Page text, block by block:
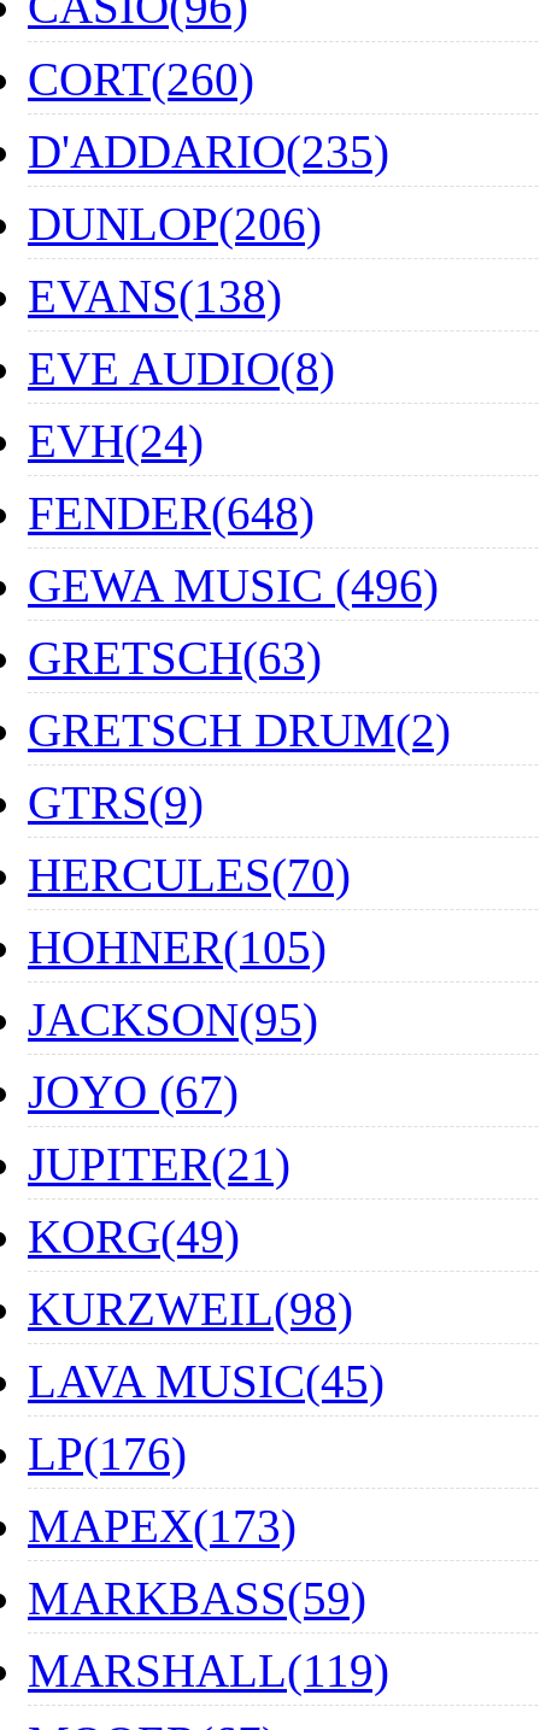
CORT(260)
D'ADDARIO(235)
DUNLOP(206)
EVANS(138)
EVE AUDIO(8)
EVH(24)
FENDER(648)
GEWA MUSIC (496)
GRETSCH(63)
GRETSCH DRUM(2)
GTRS(9)
HERCULES(70)
HOHNER(105)
JACKSON(95)
JOYO (67)
JUPITER(21)
KORG(49)
KURZWEIL(98)
LAVA MUSIC(45)
LP(176)
MAPEX(173)
MARKBASS(59)
MARSHALL(119)